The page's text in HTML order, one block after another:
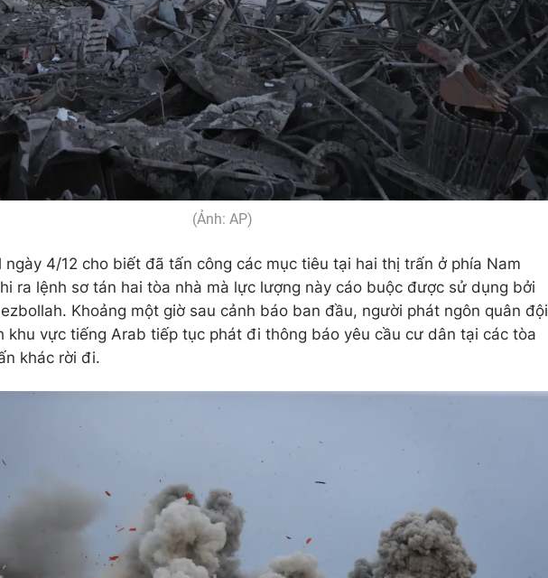
(Ảnh: AP)
ngày 4/12 cho biết đã tấn công các mục tiêu tại hai thị trấn ở phía Nam
ra lệnh sơ tán hai tòa nhà mà lực lượng này cáo buộc được sử dụng bởi
Khoảng một giờ sau cảnh báo ban đầu, người phát ngôn quân đội
khu vực tiếng Arab tiếp tục phát đi thông báo yêu cầu cư dân tại các tòa
khác rời đi.